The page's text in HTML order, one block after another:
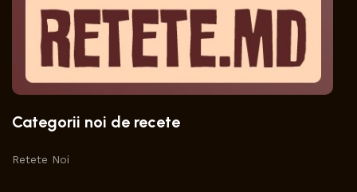
Categorii noi de recete
Retete Noi